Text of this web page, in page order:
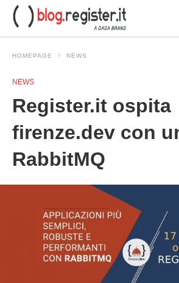
HOMEPAGE NEWS
NEWS
Register.it ospita
firenze.dev con
RabbitMQ